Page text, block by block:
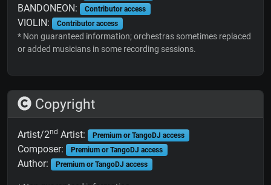
BANDONEON: Contributor access
VIOLIN: Contributor access
* Non guaranteed information; orchestras sometimes replaced
or added musicians in some recording sessions.
Copyright
Artist/2nd Artist: Premium or TangoDJ access
Composer: Premium or TangoDJ access
Author: Premium or TangoDJ access